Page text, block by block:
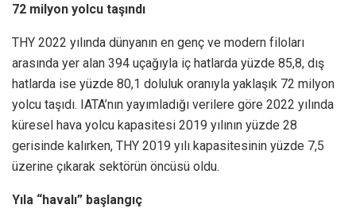
72 milyon yolcu taşındı
THY 2022 yılında dünyanın en genç ve modern filoları
arasında yer alan 394 uçağıyla iç hatlarda yüzde 85,8, dış
hatlarda ise yüzde 80,1 doluluk oranıyla yaklaşık 72 milyon
yolcu taşıdı. IATA’nın yayımladığı verilere göre 2022 yılında
küresel hava yolcu kapasitesi 2019 yılının yüzde 28
gerisinde kalırken, THY 2019 yılı kapasitesinin yüzde 7,5
üzerine çıkarak sektörün öncüsü oldu.
Yıla “havalı” başlangıç